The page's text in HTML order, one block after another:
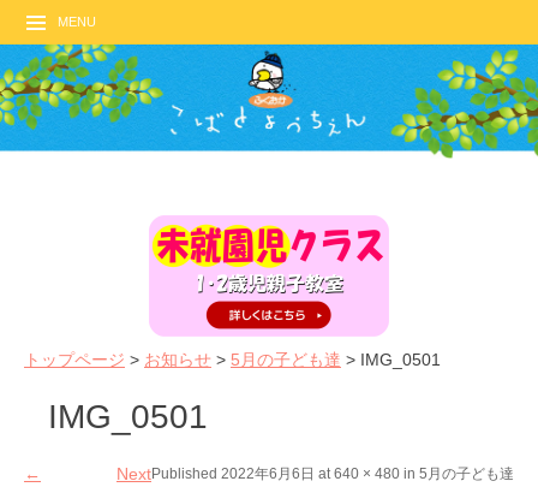
MENU
トップページ > お知らせ > 5月の子ども達 > IMG_0501
IMG_0501
Published 2022年6月6日 at 640 × 480 in 5月の子ども達
←
Next